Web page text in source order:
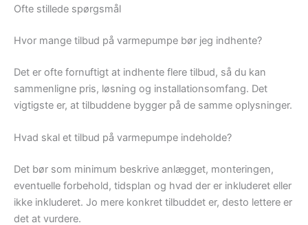
Ofte stillede spørgsmål
Hvor mange tilbud på varmepumpe bør jeg indhente?
Det er ofte fornuftigt at indhente flere tilbud, så du kan
sammenligne pris, løsning og installationsomfang. Det
vigtigste er, at tilbuddene bygger på de samme oplysninger.
Hvad skal et tilbud på varmepumpe indeholde?
Det bør som minimum beskrive anlægget, monteringen,
eventuelle forbehold, tidsplan og hvad der er inkluderet eller
ikke inkluderet. Jo mere konkret tilbuddet er, desto lettere er
det at vurdere.